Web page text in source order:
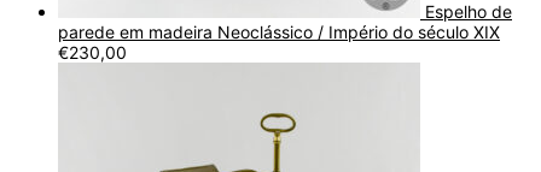
Espelho de
parede em madeira Neoclássico / Império do século XIX
€230,00